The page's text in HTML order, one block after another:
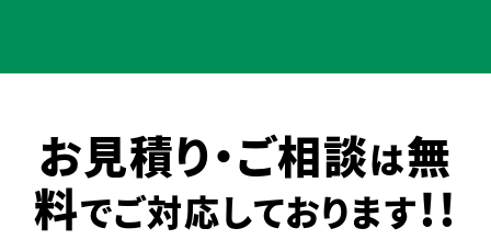
お見積り・ご相談は無
料でご対応しております!!